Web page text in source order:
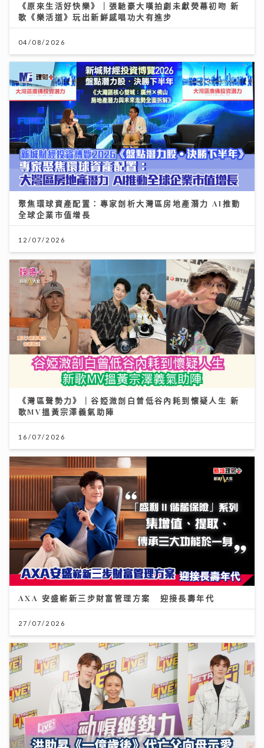
《原來生活好快樂》｜張馳豪大嘆拍劇未獻熒幕初吻 新
歌《樂活道》玩出新鮮感唱功大有進步
04/08/2026
聚焦環球資產配置：專家剖析大灣區房地產潛力 AI推動
全球企業市值增長
12/07/2026
《灣區聲勢力》｜谷婭溦剖白曾低谷內耗到懷疑人生 新
歌MV搵黃宗澤義氣助陣
16/07/2026
AXA 安盛嶄新三步財富管理方案 迎接長壽年代
27/07/2026